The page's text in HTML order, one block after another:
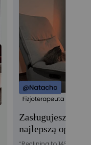
Zasługujesz na
najlepszą opiekę